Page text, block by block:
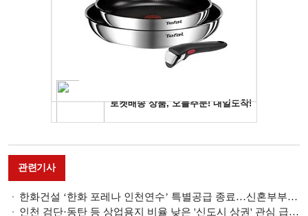
관련기사
한화건설 ‘한화 포레나 인천연수’ 특별공급 종료…신혼부부·생애최초 인기
인천 검단·동탄 등 상업용지 비율 낮은 '신도시 상권' 관심 급증세